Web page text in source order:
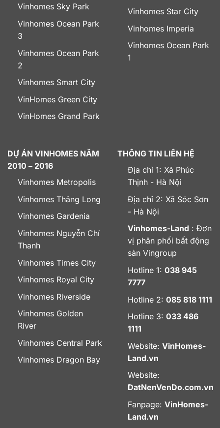
Vinhomes Sky Park
Vinhomes Ocean Park
3
Vinhomes Ocean Park
2
Vinhomes Smart City
VinHomes Green City
VinHomes Grand Park
Vinhomes Star City
Vinhomes Imperia
Vinhomes Ocean Park
1
DỰ ÁN VINHOMES NĂM
2010 – 2016
Vinhomes Metropolis
Vinhomes Thăng Long
Vinhomes Gardenia
Vinhomes Nguyễn Chí
Thanh
Vinhomes Times City
Vinhomes Royal City
Vinhomes Riverside
Vinhomes Golden
River
Vinhomes Central Park
Vinhomes Dragon Bay
THÔNG TIN LIÊN HỆ
Địa chỉ 1: Xã Phúc
Thịnh - Hà Nội
Địa chỉ 2: Xã Sóc Sơn
- Hà Nội
Vinhomes-Land : Đơn
vị phân phối bất động
sản Vingroup
Hotline 1: 038 945
7777
Hotline 2: 085 818 1111
Hotline 3: 033 486
1111
Website: VinHomes-
Land.vn
Website:
DatNenVenDo.com.vn
Fanpage: VinHomes-
Land.vn